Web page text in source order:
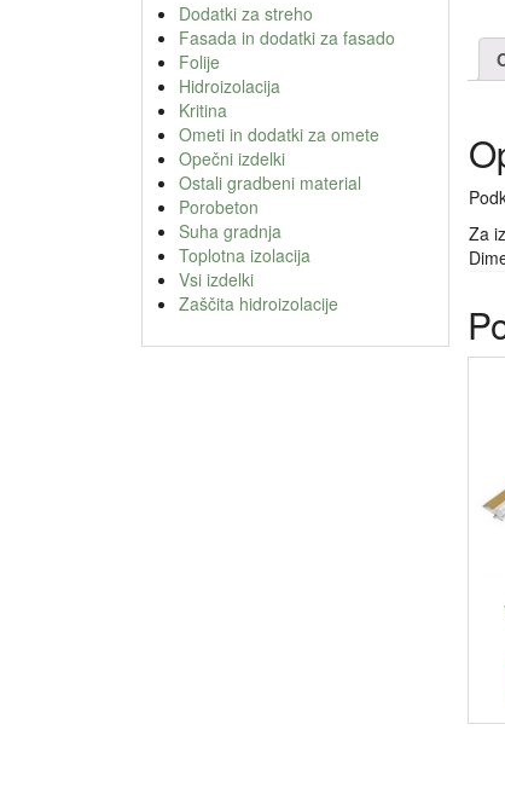
Dodatki za streho
Fasada in dodatki za fasado
Folije
Hidroizolacija
Kritina
Ometi in dodatki za omete
Opečni izdelki
Ostali gradbeni material
Porobeton
Suha gradnja
Toplotna izolacija
Vsi izdelki
Zaščita hidroizolacije
Za